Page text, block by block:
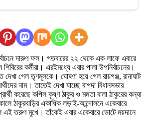
দারুণ ফল। গতবারের ২২ থেকে এক লাফে এবারে
কর্মীরা। এরইমধ্যে এবার পালা উপনির্বাচনের।
গেল তৃণমূলকে। ঘোষণা হয়ে গেল রায়গঞ্জ, রানাঘাট
নাম। তাতেই দেখা যাচ্ছে বাগদা বিধানসভার
করেছে কপিল কৃষ্ণ ঠাকুর ও মমতা বালা ঠাকুরের কন্যা
ঠাকুরবাড়ির একাধিক লড়াই-আন্দোলনে একেবারে
এই তরুণ মুখে। তাঁকেই এবার একেবারে ভোটে ময়দানে